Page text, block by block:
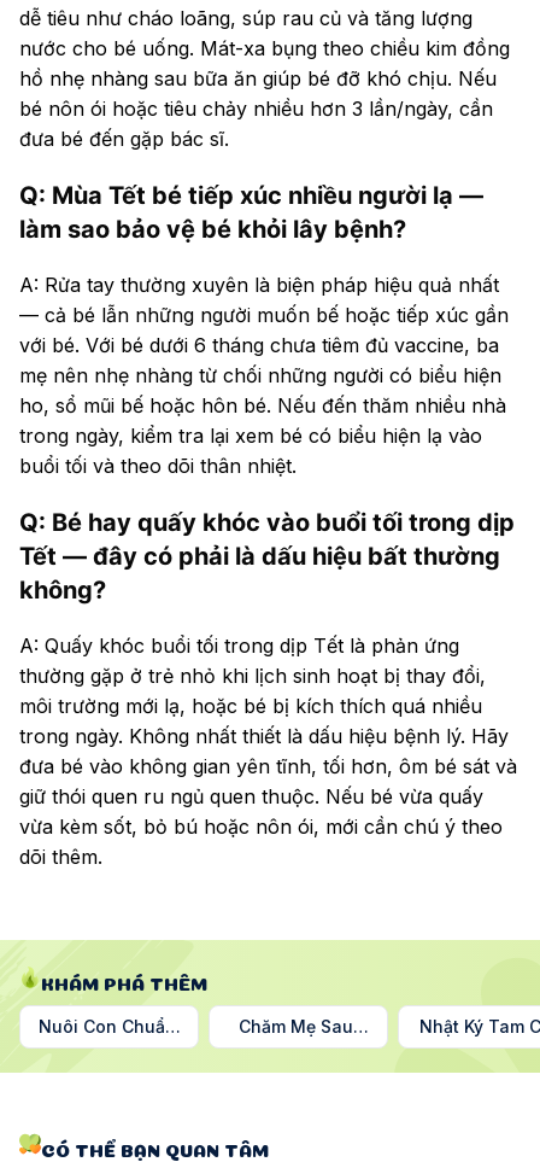
dễ tiêu như cháo loãng, súp rau củ và tăng lượng
nước cho bé uống. Mát-xa bụng theo chiều kim đồng
hồ nhẹ nhàng sau bữa ăn giúp bé đỡ khó chịu. Nếu
bé nôn ói hoặc tiêu chảy nhiều hơn 3 lần/ngày, cần
đưa bé đến gặp bác sĩ.
Q: Mùa Tết bé tiếp xúc nhiều người lạ —
làm sao bảo vệ bé khỏi lây bệnh?
A: Rửa tay thường xuyên là biện pháp hiệu quả nhất
— cả bé lẫn những người muốn bế hoặc tiếp xúc gần
với bé. Với bé dưới 6 tháng chưa tiêm đủ vaccine, ba
mẹ nên nhẹ nhàng từ chối những người có biểu hiện
ho, sổ mũi bế hoặc hôn bé. Nếu đến thăm nhiều nhà
trong ngày, kiểm tra lại xem bé có biểu hiện lạ vào
buổi tối và theo dõi thân nhiệt.
Q: Bé hay quấy khóc vào buổi tối trong dịp
Tết — đây có phải là dấu hiệu bất thường
không?
A: Quấy khóc buổi tối trong dịp Tết là phản ứng
thường gặp ở trẻ nhỏ khi lịch sinh hoạt bị thay đổi,
môi trường mới lạ, hoặc bé bị kích thích quá nhiều
trong ngày. Không nhất thiết là dấu hiệu bệnh lý. Hãy
đưa bé vào không gian yên tĩnh, tối hơn, ôm bé sát và
giữ thói quen ru ngủ quen thuộc. Nếu bé vừa quấy
vừa kèm sốt, bỏ bú hoặc nôn ói, mới cần chú ý theo
dõi thêm.
KHÁM PHÁ THÊM
Nuôi Con Chuẩn
Nhật
Chăm Mẹ Sau
Sinh
Nhật Ký Tam
Nguyệt
CÓ THỂ BẠN QUAN TÂM